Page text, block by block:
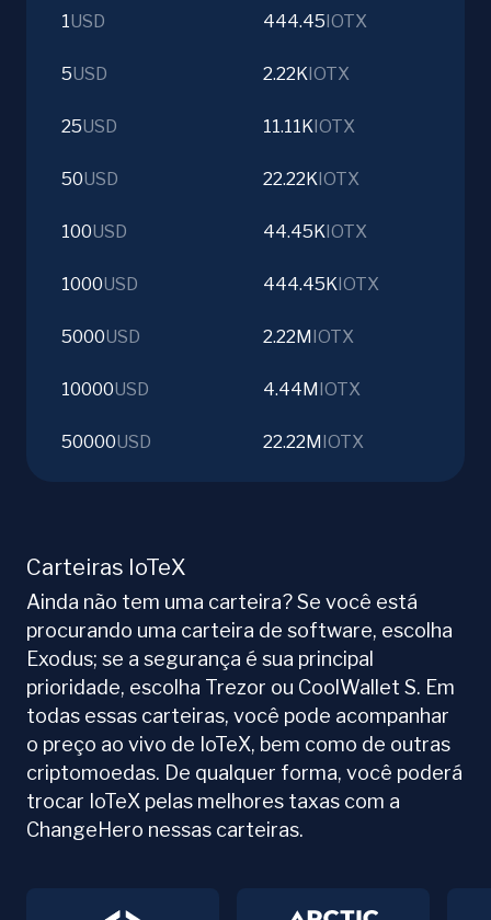
1USD 444.45 IOTX
5USD 2.22K IOTX
25USD 11.11K IOTX
50USD 22.22K IOTX
100USD 44.45K IOTX
1000USD 444.45K IOTX
5000USD 2.22M IOTX
10000USD 4.44M IOTX
50000USD 22.22M IOTX
Carteiras IoTeX
Ainda não tem uma carteira? Se você está
procurando uma carteira de software, escolha
Exodus; se a segurança é sua principal
prioridade, escolha Trezor ou CoolWallet S. Em
todas essas carteiras, você pode acompanhar
o preço ao vivo de IoTeX, bem como de outras
criptomoedas. De qualquer forma, você poderá
trocar IoTeX pelas melhores taxas com a
ChangeHero nessas carteiras.